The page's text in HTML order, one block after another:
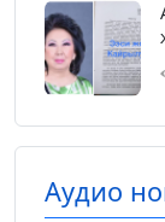
Аудио